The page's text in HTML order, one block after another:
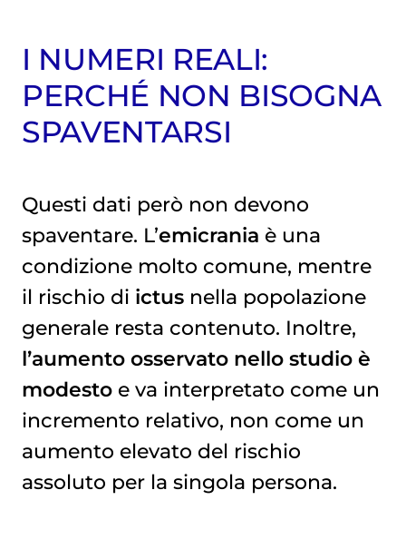
I NUMERI REALI:
PERCHÉ NON BISOGNA
SPAVENTARSI
Questi dati però non devono
spaventare. L’emicrania è una
condizione molto comune, mentre
il rischio di ictusnella popolazione
generale resta contenuto. Inoltre,
l’aumento osservato nello studio è
modestoe va interpretato come un
incremento relativo, non come un
aumento elevato del rischio
assoluto per la singola persona.